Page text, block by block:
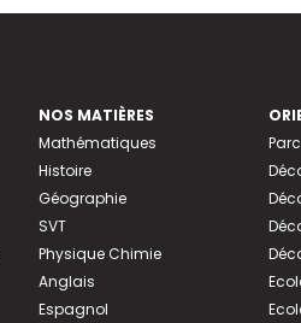
NOS MATIÈRES
Mathématiques
Histoire
Géographie
SVT
Physique Chimie
Anglais
Espagnol